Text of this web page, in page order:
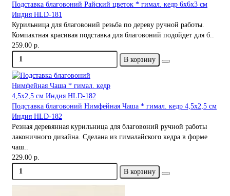
Подставка благовоний Райский цветок * гимал. кедр 6х6х3 см
Индия HLD-181
Курильница для благовоний резьба по дереву ручной работы.
Компактная красивая подставка для благовоний подойдет для б..
259.00 р.
В корзину
Подставка благовоний Нимфейная Чаша * гимал. кедр 4,5х2,5 см
Индия HLD-182
Резная деревянная курильница для благовоний ручной работы
лаконичного дизайна. Сделана из гималайского кедра в форме
чаш..
229.00 р.
В корзину